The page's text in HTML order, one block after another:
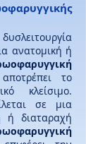
ανατομική ή
το
κλείσιμο.
σε μια
ή διαταραχή